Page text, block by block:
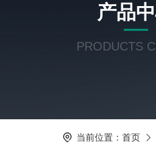
产品
PRODUCTS
当前位置： 首页